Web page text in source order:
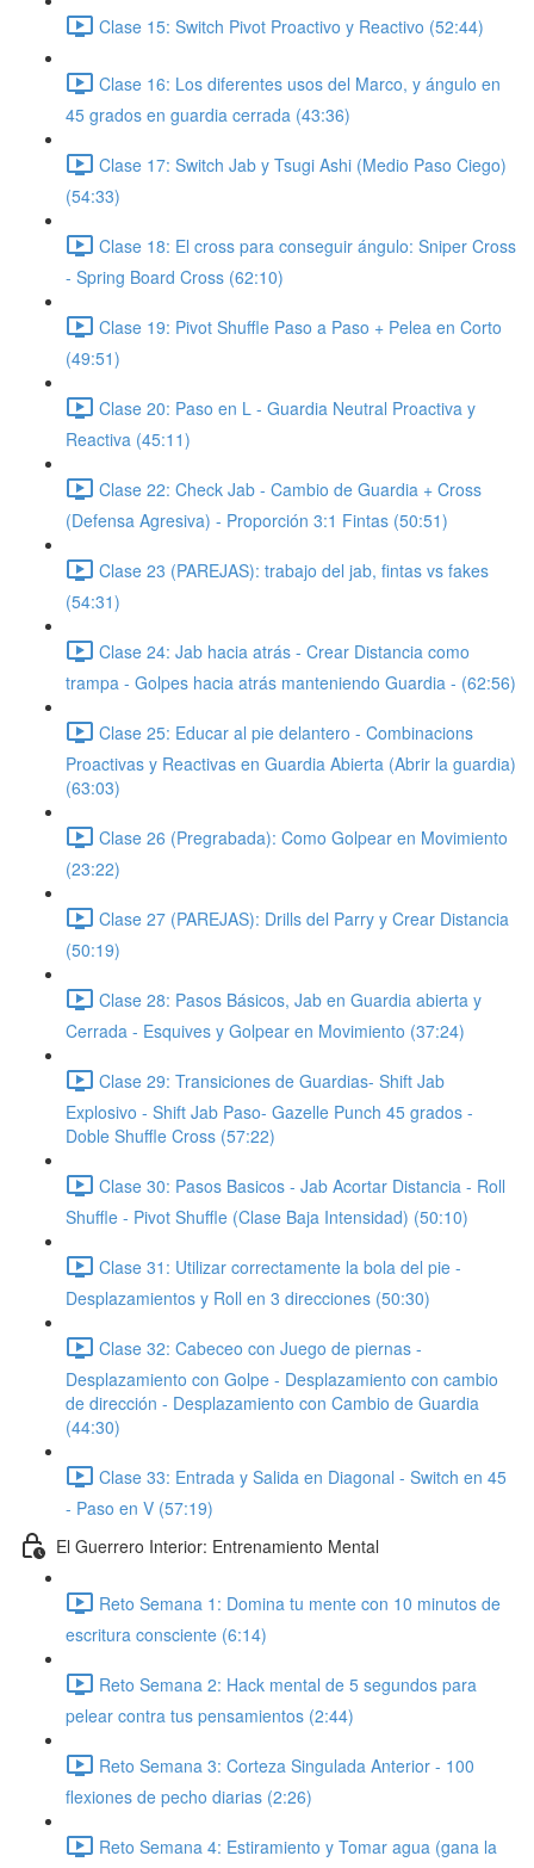
Clase 15: Switch Pivot Proactivo y Reactivo (52:44)
Clase 16: Los diferentes usos del Marco, y ángulo en
45 grados en guardia cerrada (43:36)
Clase 17: Switch Jab y Tsugi Ashi (Medio Paso Ciego)
(54:33)
Clase 18: El cross para conseguir ángulo: Sniper Cross
- Spring Board Cross (62:10)
Clase 19: Pivot Shuffle Paso a Paso + Pelea en Corto
(49:51)
Clase 20: Paso en L - Guardia Neutral Proactiva y
Reactiva (45:11)
Clase 22: Check Jab - Cambio de Guardia + Cross
(Defensa Agresiva) - Proporción 3:1 Fintas (50:51)
Clase 23 (PAREJAS): trabajo del jab, fintas vs fakes
(54:31)
Clase 24: Jab hacia atrás - Crear Distancia como
trampa - Golpes hacia atrás manteniendo Guardia - (62:56)
Clase 25: Educar al pie delantero - Combinacions
Proactivas y Reactivas en Guardia Abierta (Abrir la guardia)
(63:03)
Clase 26 (Pregrabada): Como Golpear en Movimiento
(23:22)
Clase 27 (PAREJAS): Drills del Parry y Crear Distancia
(50:19)
Clase 28: Pasos Básicos, Jab en Guardia abierta y
Cerrada - Esquives y Golpear en Movimiento (37:24)
Clase 29: Transiciones de Guardias- Shift Jab
Explosivo - Shift Jab Paso- Gazelle Punch 45 grados -
Doble Shuffle Cross (57:22)
Clase 30: Pasos Basicos - Jab Acortar Distancia - Roll
Shuffle - Pivot Shuffle (Clase Baja Intensidad) (50:10)
Clase 31: Utilizar correctamente la bola del pie -
Desplazamientos y Roll en 3 direcciones (50:30)
Clase 32: Cabeceo con Juego de piernas -
Desplazamiento con Golpe - Desplazamiento con cambio
de dirección - Desplazamiento con Cambio de Guardia
(44:30)
Clase 33: Entrada y Salida en Diagonal - Switch en 45
- Paso en V (57:19)
El Guerrero Interior: Entrenamiento Mental
Reto Semana 1: Domina tu mente con 10 minutos de
escritura consciente (6:14)
Reto Semana 2: Hack mental de 5 segundos para
pelear contra tus pensamientos (2:44)
Reto Semana 3: Corteza Singulada Anterior - 100
flexiones de pecho diarias (2:26)
Reto Semana 4: Estiramiento y Tomar agua (gana la